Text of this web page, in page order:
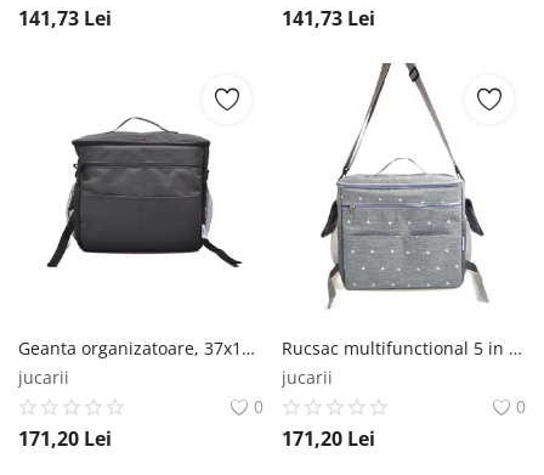
141,73 Lei 141,73 Lei
Geanta organizatoare, 37x18x31 cm, Negru Empria®
jucarii
0
171,20 Lei
Rucsac multifunctional 5 in 1 geanta bebe, 37x18x31 cm, Diverse culori Empria®
jucarii
0
171,20 Lei